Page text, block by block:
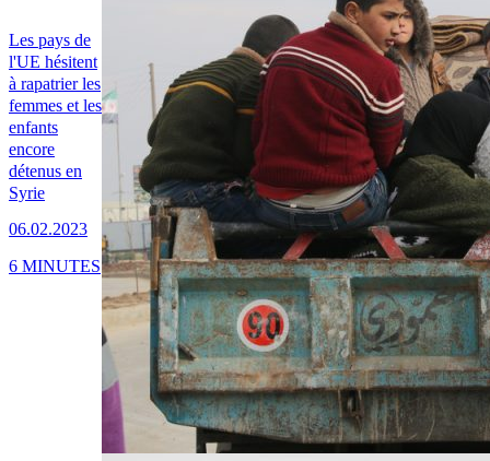
Les pays de
l'UE hésitent
à rapatrier les
femmes et les
enfants
encore
détenus en
Syrie
06.02.2023
6 MINUTES